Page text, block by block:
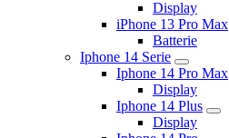
Display
iPhone 13 Pro Max
Batterie
Iphone 14 Serie
Iphone 14 Pro Max
Display
Iphone 14 Plus
Display